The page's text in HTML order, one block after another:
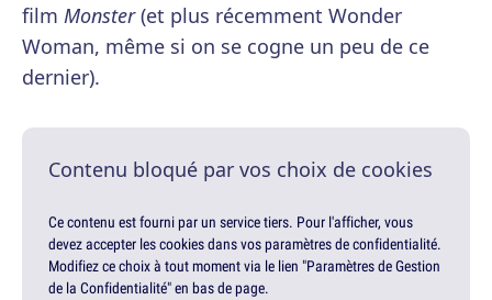
film Monster(et plus récemment Wonder
Woman, même si on se cogne un peu de ce
dernier).
Contenu bloqué par vos choix de cookies
Ce contenu est fourni par un service tiers. Pour l'afficher, vous
devez accepter les cookies dans vos paramètres de confidentialité.
Modifiez ce choix à tout moment via le lien "Paramètres de Gestion
de la Confidentialité" en bas de page.